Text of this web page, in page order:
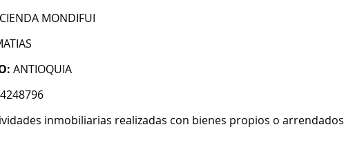
MONDIFUI
ANTIOQUIA
inmobiliarias realizadas con bienes propios o arrendados